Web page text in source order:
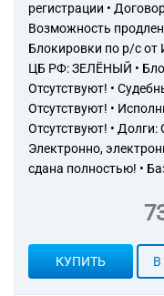
регистрации •
Возможность
Блокировки по р/с от
ЦБ РФ: ЗЕЛЁНЫЙ •
Отсутствуют! •
Отсутствуют! •
Отсутствуют! • Долги:
Электронно,
сдана полностью! •
КУПИТЬ В